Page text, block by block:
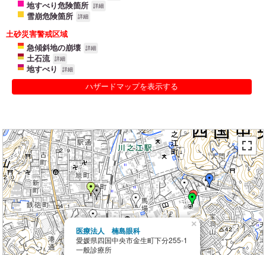
地すべり危険箇所 詳細
雪崩危険箇所 詳細
土砂災害警戒区域
急傾斜地の崩壊
詳細
土石流 詳細
地すべり 詳細
ハザードマップを表示する
医療法人 楠島眼科
愛媛県四国中央市金生町下分255-1
一般診療所
×